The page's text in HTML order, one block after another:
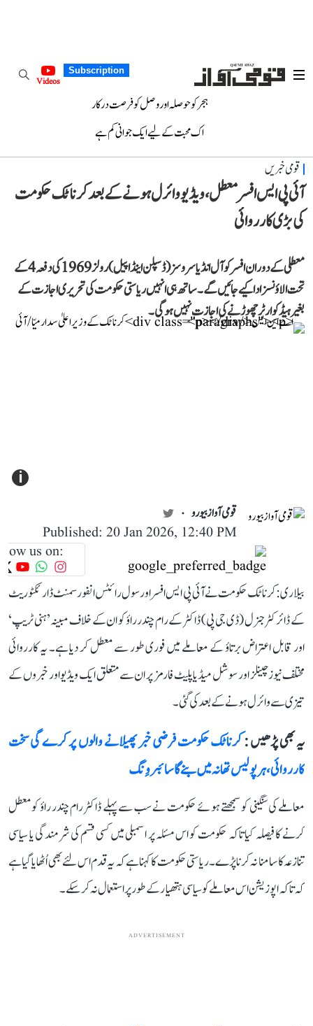
Subscription
Videos
ہجر کو حوصلہ اور وصل کو فرصت درکار
اک محبت کے لیے ایک جوانی کم ہے
قومی خبریں
آئی پی ایس افسر معطل، ویڈیو وائرل ہونے کے بعد کرناٹک حکومت
کی بڑی کارروائی
معطلی کے دوران افسر کو آل انڈیا سروسز (ڈسپلن اینڈ اپیل) رولز1969 کی دفعہ 4 کے
تحت الاؤنسز ادا کیے جائیں گے۔ ساتھ ہی انہیں ریاستی حکومت کی تحریری اجازت کے
بغیر ہیڈ کوارٹر چھوڑنے کی اجازت نہیں ہوگی۔
i
قومی آواز بیورو
Published: 20 Jan 2026, 12:40 PM
us on:
بیلاری: کرناٹک حکومت نے آئی پی ایس افسر اور سول رائٹس انفورسمنٹ ڈارئکٹوریٹ
کے ڈائرکٹر جنرل (ڈی جی پی) ڈاکٹر کے رام چندر راؤ کو ان کے خلاف مبینہ ’ہنی ٹریپ‘
اور قابل اعتراض برتاؤ کے معاملے میں فوری طور سے معطل کر دیا ہے۔ یہ کارروائی
مختلف نیوز چینلز اور سوشل میڈیا پلیٹ فارمز پر ان سے متعلق ایک ویڈیو اور خبروں کے
تیزی سے وائرل ہونے کے بعد کی گئی۔
یہ بھی پڑھیں :کرناٹک حکومت فرضی خبر پھیلانے والوں پر کرے گی سخت
کارروائی، ہر پولیس تھانہ میں بنے گا سائبر وِنگ
معاملے کی سنگینی کو سمجھتے ہوئے حکومت نے سب سے پہلے ڈاکٹر رام چندر راؤ کو معطل
کرنے کا فیصلہ کیا تاکہ حکومت کو اس مسئلہ پر اسمبلی میں کسی قسم کی شرمندگی یا سیاسی
تنازعہ کا سامنا نہ کرنا پڑے۔ ریاستی حکومت کا کہنا ہے کہ یہ قدم اس لئے بھی اُٹھایا گیا ہے
کہ تاکہ اپوزیشن اس معاملے کو سیاسی ہتھیار کے طور پر استعمال نہ کرسکے۔
ADVERTISEMENT